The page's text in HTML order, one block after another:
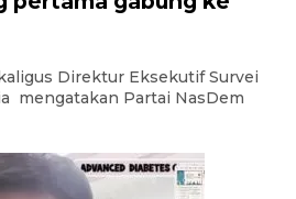
Direktur Eksekutif Survei
mengatakan Partai NasDem